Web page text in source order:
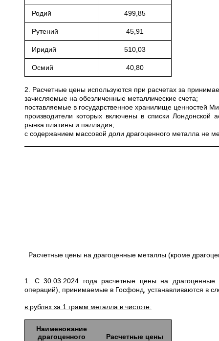
Родий 499,85
Рутений 45,91
Иридий 510,03
Осмий 40,80
2. Расчетные цены используются при расчетах за
зачисляемые на обезличенные металлические счета;
поставляемые в государственное хранилище ценностей
производители которых включены в списки Лондонской
рынка платины и палладия;
с содержанием массовой доли драгоценного металла не
Расчетные цены на драгоценные металлы (кроме
1. С 30.03.2024 года расчетные цены на драгоценные
операций), принимаемые в Госфонд, устанавливаются в
в рублях за 1 грамм металла в чистоте:
Наименование
драгоценного
Расчетные цены